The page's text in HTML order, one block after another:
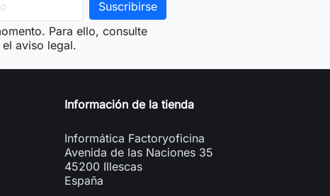
Para ello, consulte
aviso legal.
Información de la tienda
Informática Factoryoficina
Avenida de las Naciones 35
45200 Illescas
España